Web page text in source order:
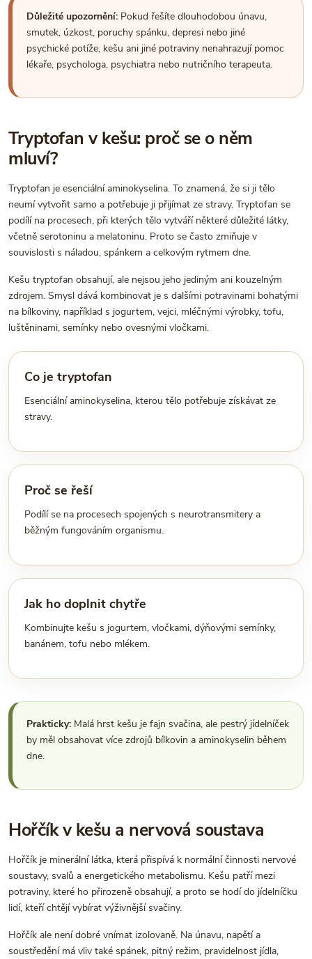
Důležité upozornění: Pokud řešíte dlouhodobou únavu,
smutek, úzkost, poruchy spánku, depresi nebo jiné
psychické potíže, kešu ani jiné potraviny nenahrazují pomoc
lékaře, psychologa, psychiatra nebo nutričního terapeuta.
Tryptofan v kešu: proč se o něm
mluví?
Tryptofan je esenciální aminokyselina. To znamená, že si ji tělo
neumí vytvořit samo a potřebuje ji přijímat ze stravy. Tryptofan se
podílí na procesech, při kterých tělo vytváří některé důležité látky,
včetně serotoninu a melatoninu. Proto se často zmiňuje v
souvislosti s náladou, spánkem a celkovým rytmem dne.
Kešu tryptofan obsahují, ale nejsou jeho jediným ani kouzelným
zdrojem. Smysl dává kombinovat je s dalšími potravinami bohatými
na bílkoviny, například s jogurtem, vejci, mléčnými výrobky, tofu,
luštěninami, semínky nebo ovesnými vločkami.
Co je tryptofan
Esenciální aminokyselina, kterou tělo potřebuje získávat ze
stravy.
Proč se řeší
Podílí se na procesech spojených s neurotransmitery a
běžným fungováním organismu.
Jak ho doplnit chytře
Kombinujte kešu s jogurtem, vločkami, dýňovými semínky,
banánem, tofu nebo mlékem.
Prakticky: Malá hrst kešu je fajn svačina, ale pestrý jídelníček
by měl obsahovat více zdrojů bílkovin a aminokyselin během
dne.
Hořčík v kešu a nervová soustava
Hořčík je minerální látka, která přispívá k normální činnosti nervové
soustavy, svalů a energetického metabolismu. Kešu patří mezi
potraviny, které ho přirozeně obsahují, a proto se hodí do jídelníčku
lidí, kteří chtějí vybírat výživnější svačiny.
Hořčík ale není dobré vnímat izolovaně. Na únavu, napětí a
soustředění má vliv také spánek, pitný režim, pravidelnost jídla,